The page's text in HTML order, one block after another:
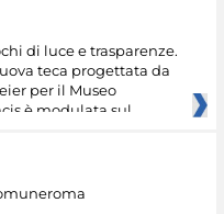
di luce e trasparenze.
teca progettata da
per il Museo
è modulata sul